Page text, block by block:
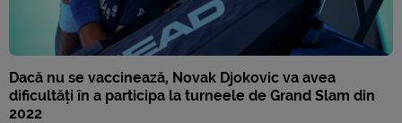
Dacă nu se vaccinează, Novak Djokovic va avea
dificultăți în a participa la turneele de Grand Slam din
2022